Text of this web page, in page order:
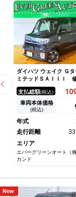
ダイハツ ウェイク Ｇタ
ミテッドＳＡＩＩＩ
し 禁煙車 純正ＳＤ
Ｄ／ＤＶＤ／Ｂｌｕｅ
ｈ再生 フルセグＴＶ
ビューモニタ スマ
ア ｉ－ｓｔｏｐ Ｌ
ォグ 純正１５ＡＷ
支払総額(税込)
車両本体価格
(税込)
年式
走行距離
エリア
エバーグリーンオート（
カンド
New